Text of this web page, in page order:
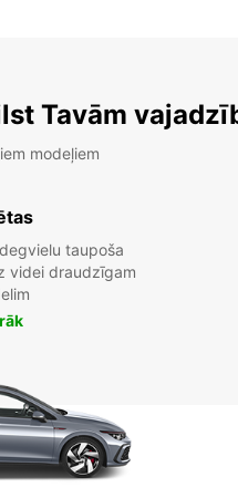
Tavām
modeļiem
taupoša
videi draudzīgam